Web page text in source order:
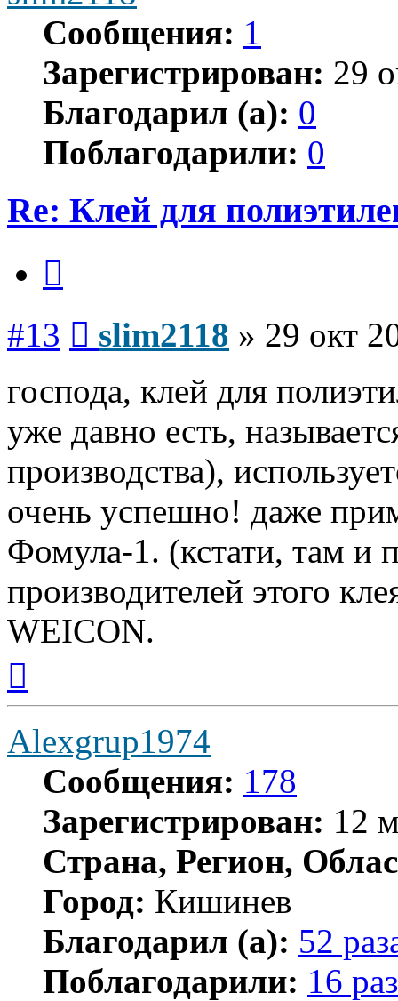
Сообщения: 1
Зарегистрирован: 29
Благодарил (а): 0
Поблагодарили: 0
Re: Клей для
#13 slim2118 » 29 окт
господа, клей для
уже давно есть,
производства),
очень успешно! даже
Фомула-1. (кстати, там и
производителей этого
WEICON.
началу
Alexgrup1974
Сообщения: 178
Зарегистрирован: 12
Страна, Регион,
Город: Кишинев
Благодарил (а): 52
Поблагодарили: 16 раз